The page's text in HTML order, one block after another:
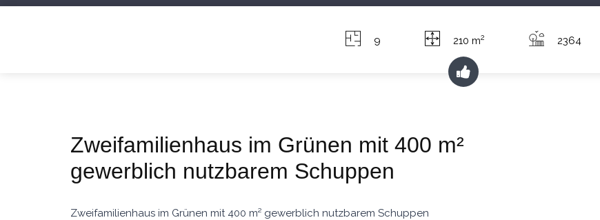
9 210 m2 2364
Zweifamilienhaus im Grünen mit 400 m²
gewerblich nutzbarem Schuppen
Zweifamilienhaus im Grünen mit 400 m² gewerblich nutzbarem Schuppen